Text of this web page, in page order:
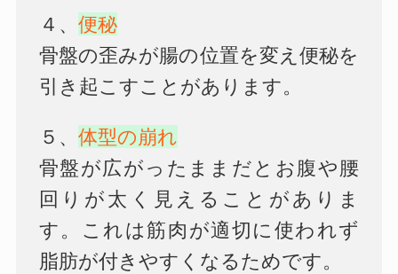
４、 便秘
骨盤の歪みが腸の位置を変え便秘を
引き起こすことがあります。
５、 体型の崩れ
骨盤が広がったままだとお腹や腰
回りが太く見えることがありま
す。これは筋肉が適切に使われず
脂肪が付きやすくなるためです。